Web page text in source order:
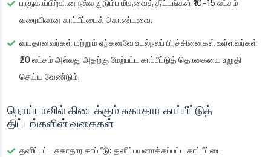
பாதுகாப்பிற்கான நல்ல குடும்ப மிதவைத் திட்டங்கள் ₹10–15 லட்சம்
வரையிலான காப்பீட்டைக் கொண்டவை.
வயதானவர்கள் மற்றும் ஏற்கனவே உடல்நலப் பிரச்சினைகள் உள்ளவர்கள்
₹20 லட்சம் அல்லது அதற்கு மேற்பட்ட காப்பீட்டுத் தொகையை உறுதி
செய்ய வேண்டும்.
நொய்டாவில் கிடைக்கும் சுகாதார காப்பீட்டுத்
திட்டங்களின் வகைகள்
தனிப்பட்ட சுகாதார காப்பீடு: தனிப்பயனாக்கப்பட்ட காப்பீட்டை